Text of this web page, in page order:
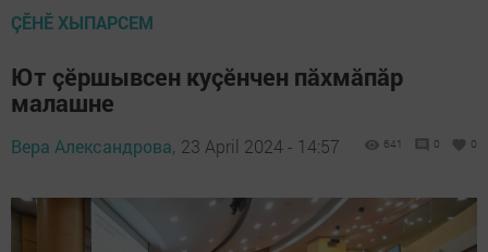
ÇӖНӖ ХЫПАРСЕМ
Ют çӗршывсен куçӗнчен пăхмăпăр
малашне
Вера Александрова, 23 April 2024 - 14:57 641 0 0